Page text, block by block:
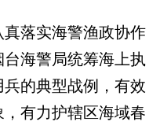
落实海警渔政协作
海警局统筹海上执
的典型战例，有效
有力护辖区海域春